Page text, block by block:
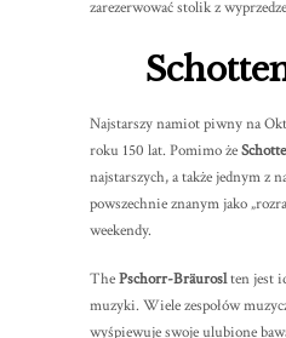
zarezerwować stolik z
Najstarszy namiot piwny na
roku 150 lat. Pomimo że
najstarszych, a także jednym z
powszechnie znanym jako
weekendy.
ThePschorr-Bräuroslten jest
muzyki. Wiele zespołów
wyśpiewuje swoje ulubione